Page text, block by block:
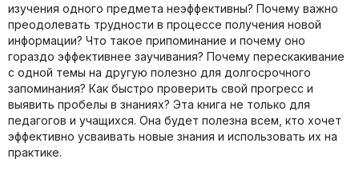
изучения одного предмета неэффективны? Почему важно
преодолевать трудности в процессе получения новой
информации? Что такое припоминание и почему оно
гораздо эффективнее заучивания? Почему перескакивание
с одной темы на другую полезно для долгосрочного
запоминания? Как быстро проверить свой прогресс и
выявить пробелы в знаниях? Эта книга не только для
педагогов и учащихся. Она будет полезна всем, кто хочет
эффективно усваивать новые знания и использовать их на
практике.